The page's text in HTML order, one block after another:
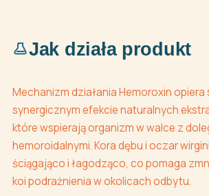
Jak działa produkt
Mechanizm działania Hemoroxin opiera
synergicznym efekcie naturalnych
które wspierają organizm w walce z
hemoroidalnymi. Kora dębu i oczar
ściągająco i łagodząco, co pomaga
koi podrażnienia w okolicach odbytu.